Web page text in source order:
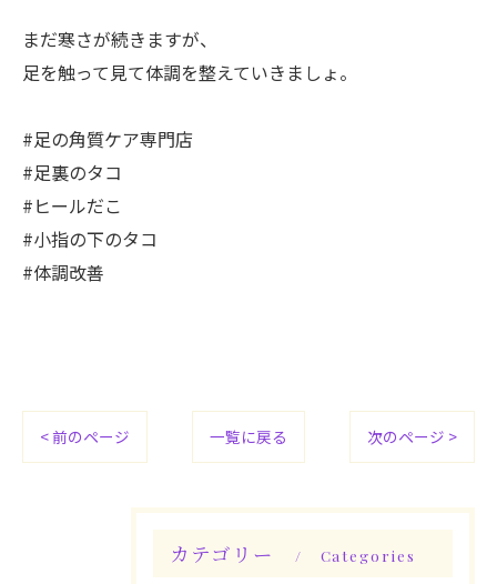
まだ寒さが続きますが、
足を触って見て体調を整えていきましょ。
#足の角質ケア専門店
#足裏のタコ
#ヒールだこ
#小指の下のタコ
#体調改善
< 前のページ 一覧に戻る 次のページ >
カテゴリー Categories